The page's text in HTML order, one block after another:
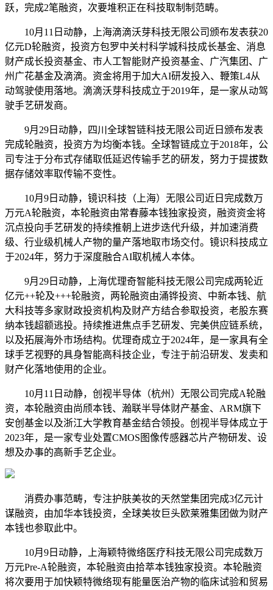
跃，完成2笔融资，次要堆积正在科技取制制范畴。
10月11日动静，上海滴滴沃芽科技无限公司颁布发表获20
亿元D轮融资，投资方包罗中关村科学城科技成长基金、消息
财产成长投资基金、市人工智能财产投资基金、广汽集团、广
州广花基金及滴滴。资金将用于加大AI研发投入、鞭策L4从
动驾驶使用落地。滴滴沃芽科技成立于2019年，是一家从动驾
驶手艺研发商。
9月29日动静，四川全球智链科技无限公司近日颁布发表
完成轮融资，投资方为均衡本钱。全球智链成立于2018年，公
司专注于分布式存储取低延迟传输手艺的研发，努力于提拔数
据存储效率取传输不变性。
10月9日动静，镜识科技（上海）无限公司近日完成数万
万元A轮融资，本轮融资由常春藤本钱独家投资，融资资金将
沉点投向手艺研发的持续推朝上进步迭代升级，并加速消费
级、行业级机械人产物的量产落地取市场交付。镜识科技成立
于2024年，努力于深度融合AI取机械人本体。
9月29日动静，上海优理奇智能科技无限公司完成两轮近
亿元++轮及+++轮融资，两轮融资由涌铧投资、中新本钱、航
大科技等多家财政投资机构及财产方结合参取投资，老股东赛
纳本钱超额逃投。持续推进焦点手艺研发、完美供应链系统，
以及拓展海外市场结构。优理奇成立于2024年，是一家具有全
球手艺视野的具身智能高科技企业，专注于前沿研发、发卖和
财产化落地使用的企业。
10月11日动静，创视半导体（杭州）无限公司完成A轮融
资，本轮融资由尚颀本钱、瀚联半导体财产基金、ARM旗下
安创基金以及浙江大学教育基金结合领投。创视半导体成立于
2023年，是一家专业处置CMOS图像传感器芯片产物研发、设
想及办事的高新手艺企业。
消费办事范畴，专注护肤美妆的天然堂集团完成3亿元计
谋融资，由加华本钱投资，全球美妆巨头欧莱雅集团做为财产
本钱也参取此中。
10月9日动静，上海颖特微络医疗科技无限公司完成数万
万元Pre-A轮融资，本轮融资由拾萃本钱独家投资。本轮融资
将次要用于加快颖特微络现有能量医治产物的临床试验和贸易